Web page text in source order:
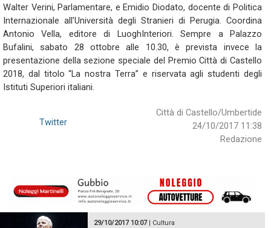
Walter Verini, Parlamentare, e Emidio Diodato, docente di Politica
Internazionale all’Università degli Stranieri di Perugia. Coordina
Antonio Vella, editore di LuoghInteriori. Sempre a Palazzo
Bufalini, sabato 28 ottobre alle 10.30, è prevista invece la
presentazione della sezione speciale del Premio Città di Castello
2018, dal titolo “La nostra Terra” e riservata agli studenti degli
Istituti Superiori italiani.
Città di Castello/Umbertide
24/10/2017 11:38
Redazione
Twitter
29/10/2017 10:07| Cultura